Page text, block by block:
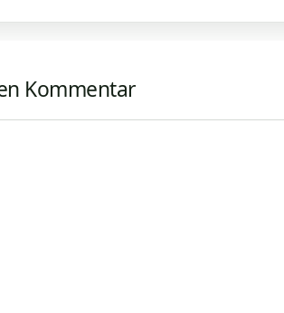
Kommentar